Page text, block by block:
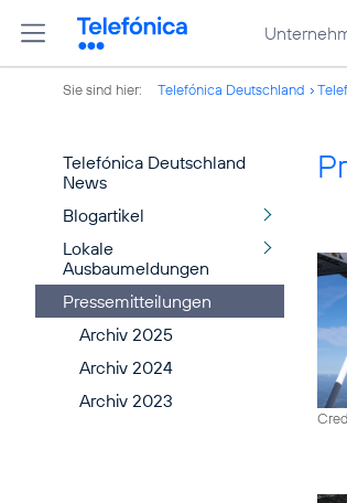
Sie sind hier: Telefónica Deutschland
Telefónica Deutschland
News
Blogartikel
Lokale
Ausbaumeldungen
Pressemitteilungen
Archiv 2025
Archiv 2024
Archiv 2023